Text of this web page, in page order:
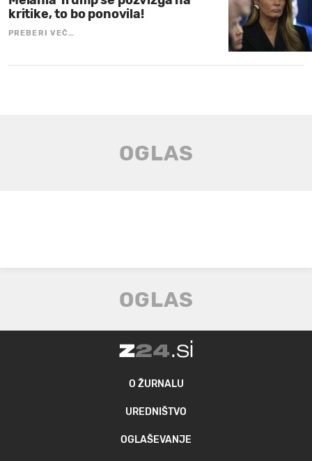
kritike, to bo ponovila!
PREBERI VEČ…
O ŽURNALU
UREDNIŠTVO
OGLAŠEVANJE